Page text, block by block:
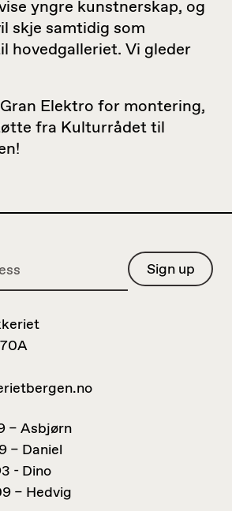
yngre kunstnerskap, og
skje samtidig som
hovedgalleriet. Vi gleder
Elektro for montering,
fra Kulturrådet til
– Asbjørn
– Daniel
- Dino
– Hedvig